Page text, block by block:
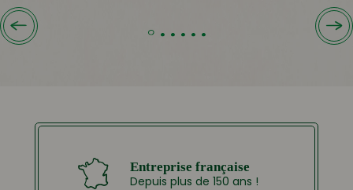
Entreprise française
Depuis plus de 150 ans !